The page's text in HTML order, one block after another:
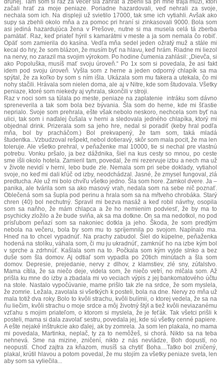
začali hrať za moje peniaze. Poriadne hazardovali, veď nehrali za svoje,
nechala som ich. Na displeji už svietilo 17000, tak sme ich vytiahli. Avšak ako
supy sa zbehli okolo mňa a za pomoc pri hraní si zinkasovali 9000. Bola som
asi jediná hazardujúca žena v Prešove, nutne si ma musela celá tá zberba
pamätať. Raz, keď priateľ hýril s kamarátmi v meste a ja som nemala čo robiť.
Opäť som zamierila do kasína. Vedľa mňa sedel jeden ožratý muž a stále mi
kecal do hry, že som blázon, že musím byť na hlavu, keď hrám. Riadne mi liezol
na nervy, no zarazil ma svojim výrokom. Po hodine čumenia zahlásil: „Dievča, si
ako Popoluška, musíš mať svoju úroveň.“ Po 1x som si povedala, že asi fakt
idem pod svoju úroveň. Vyšla som z herne a jeden odporný chlapík sa ma
spýtal, že za koľko by som s ním išla. Ukázala som mu fakera a utekala, čo mi
nohy stačili. Hrávala som nielen doma, ale aj v Nitre, kde som študovala. Všetky
peniaze, ktoré som niekedy aj vyhrala, skončili v stroji.
Raz v noci som sa túlala po meste, peniaze na zaplatenie intráku som dávno
spreneverila a tak som bola bez bývania. Šla som do herne, kde mi šťastie
neprialo. Svoje som prehrala, ešte však nebolo neskoro, nechcela som byť na
ulici, tak som i naďalej čušala v herni a sledovala jedného chlapíka, ktorý mi
objednal drink. Prizerala som sa jeho hre, nedal si poradiť (keby hral podľa
mňa, bol by pracháčom.) Bol prekvapený, že tam som, taká mladá
študentka...Vzbudzoval rešpekt, nebol dotieravý, skôr som mala pocit, že ma len
toleruje. Ale všetko prehral, v peňaženke mal 10000, tie si nechal pre vlastnú
potrebu. Vonku pršalo, ja bez dáždnika, šiel na kus cesty so mnou, po ceste
sme išli okolo hotela. Zamieril tam, povedal, že mi rezervuje izbu a nech ma už
v živote nevidí v herni, lebo bude zle. Nemala som pri sebe doklady, vytiahol
svoje, no keď mi dali kľúč od izby, neodchádzal. Jasné, že zmysel fungoval, zlá
predtucha. Ale už mi bolo chvíľu všetko jedno. Šla som hore. Zamkol dvere. Ja –
panika, ale tvárila som sa ako masový vrah, nedala som na sebe nič poznať.
Oblečená som sa šupla pod perinu a hrala som sa na mŕtveho chrobáka. Starý
chren (40) bol nechutný. Spravil mi bezva masáž a keď robil návrhy, osopila
som sa naňho, že mám chlapca a že ho nemienim podviesť, že by ma to
psychicky zložilo a že bude sviňa, ak sa ma dotkne. On sa ma nedotkol, no pod
prísľubom peňazí som sa nakoniec dotkla ja jeho. Škoda, že som predtým
nebola na večeru, bola by som mu to spríjemnila po svojom. Napínalo ma.
Hneď na to chcel vypadnúť. Na prachy zabudol. Šiel do kúpelne, peňaženka
hodená na stolíku, váhala som, či mu ju ukradnúť, zamknúť ho na izbe kým bol
v sprche a zdrhnúť. Kašlala som na to. Počkala som kým vyjde slnko a bez
duše som šla domov. Aj odtiaľ som vypadla po 20tich minútach a šla som
domov. Depresie, prejedanie, nervy z dlhov, z klamstiev, zlé sny, zúfalstvo.
Mama cítila, že sa niečo deje, videla som, že niečo vetrí, no mlčala som. Až
prišla ku mne do izby a zbadala mi vo veciach výpis z jej bankomatového účtu
na stole. Nastalo vypočúvanie, mame prišlo tak zle na srdce, že som myslela,
že zomrie. Ležala, zavolala si všetkých k posteli, bola na dne. Nervy zo mňa už
mala totiž dva roky. Bolo to kvôli strachu, kvôli bulímii, o ktorej vedela, že sa na
ňu liečim, kvôli strachu o moje srdce a môj životný štýl a tiež kvôli neviazanému
vzťahu s mojim priateľom, o ktorom si myslela, že je feťák. Tak všetci prišli k
posteli, mama si dala zavolať sestru, povedala jej, kde sú všetky cenné papiere.
A ešte nejaké inštrukcie ako ďalej, ak by zomrela. Ja som len plakala, no mama
mi povedala, Martinka, neplač, ty za to nemôžeš, si chorá. Nikto sa na teba
nehnevá. Sme na mizine, zničení, nikto z nás nevládze, Boh dopustí, no
neopustí. Choď zajtra za kňazom, musíš sa chytiť Boha....Tatko bol zničený,
plakal, krútil hlavou a potom povedal, že mu stojím za všetky peniaze sveta, len
aby som sa vyliečila...